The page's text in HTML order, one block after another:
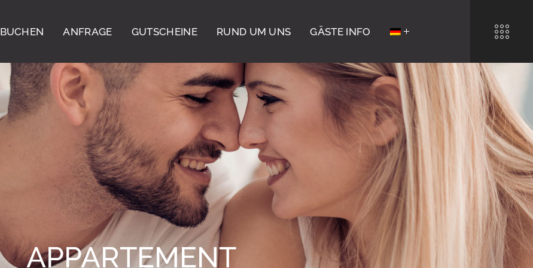
BUCHEN ANFRAGE GUTSCHEINE RUND UM UNS GÄSTE INFO
APPARTEMENT